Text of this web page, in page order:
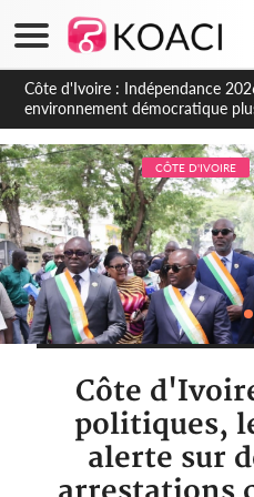
Côte d'Ivoire : Concours INFAS
seront disponibles à compter du
CÔTE D'IVOIRE
Côte
politiques,
alerte sur